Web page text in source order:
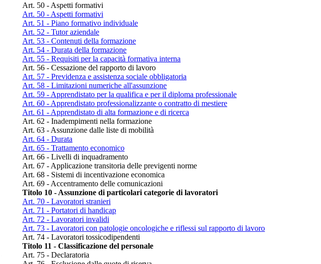
Art. 50 - Aspetti formativi
Art. 50 - Aspetti formativi
Art. 51 - Piano formativo individuale
Art. 52 - Tutor aziendale
Art. 53 - Contenuti della formazione
Art. 54 - Durata della formazione
Art. 55 - Requisiti per la capacità formativa interna
Art. 56 - Cessazione del rapporto di lavoro
Art. 57 - Previdenza e assistenza sociale obbligatoria
Art. 58 - Limitazioni numeriche all'assunzione
Art. 59 - Apprendistato per la qualifica e per il diploma professionale
Art. 60 - Apprendistato professionalizzante o contratto di mestiere
Art. 61 - Apprendistato di alta formazione e di ricerca
Art. 62 - Inadempimenti nella formazione
Art. 63 - Assunzione dalle liste di mobilità
Art. 64 - Durata
Art. 65 - Trattamento economico
Art. 66 - Livelli di inquadramento
Art. 67 - Applicazione transitoria delle previgenti norme
Art. 68 - Sistemi di incentivazione economica
Art. 69 - Accentramento delle comunicazioni
Titolo 10 - Assunzione di particolari categorie di lavoratori
Art. 70 - Lavoratori stranieri
Art. 71 - Portatori di handicap
Art. 72 - Lavoratori invalidi
Art. 73 - Lavoratori con patologie oncologiche e riflessi sul rapporto di lavoro
Art. 74 - Lavoratori tossicodipendenti
Titolo 11 - Classificazione del personale
Art. 75 - Declaratoria